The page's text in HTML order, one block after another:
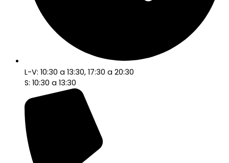
L-V: 10:30 a 13:30, 17:30 a 20:30
S: 10:30 a 13:30